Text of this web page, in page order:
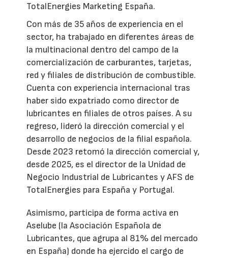
TotalEnergies Marketing España.
Con más de 35 años de experiencia en el
sector, ha trabajado en diferentes áreas de
la multinacional dentro del campo de la
comercialización de carburantes, tarjetas,
red y filiales de distribución de combustible.
Cuenta con experiencia internacional tras
haber sido expatriado como director de
lubricantes en filiales de otros países. A su
regreso, lideró la dirección comercial y el
desarrollo de negocios de la filial española.
Desde 2023 retomó la dirección comercial y,
desde 2025, es el director de la Unidad de
Negocio Industrial de Lubricantes y AFS de
TotalEnergies para España y Portugal.
Asimismo, participa de forma activa en
Aselube (la Asociación Española de
Lubricantes, que agrupa al 81% del mercado
en España) donde ha ejercido el cargo de